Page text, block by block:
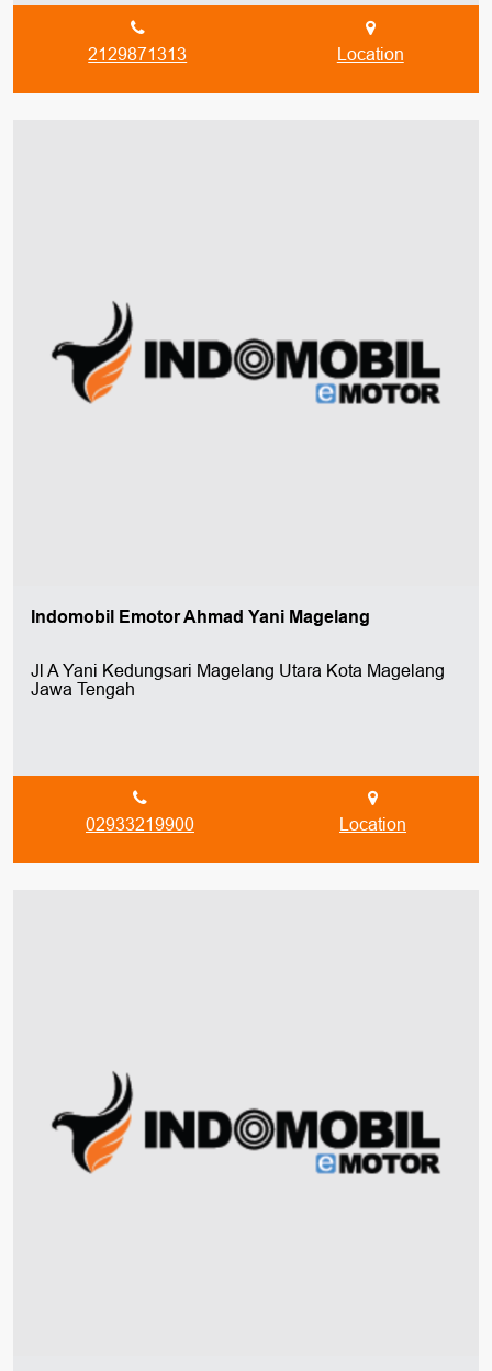
2129871313 Location
Indomobil Emotor Ahmad Yani Magelang
Jl A Yani Kedungsari Magelang Utara Kota Magelang
Jawa Tengah
02933219900 Location